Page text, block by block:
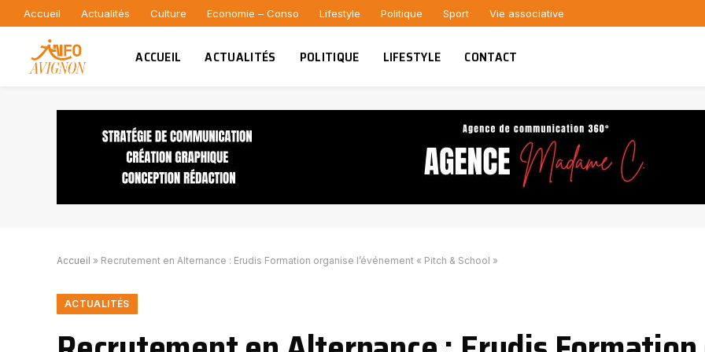
Accueil Actualités Culture Economie – Conso Lifestyle Politique Sport Vie associative
ACCUEIL ACTUALITÉS POLITIQUE LIFESTYLE CONTACT
Accueil » Recrutement en Alternance : Erudis Formation organise l’événement « Pitch & School »
ACTUALITÉS